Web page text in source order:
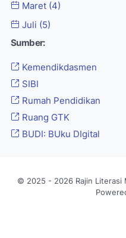
Maret (4)
Juli (5)
Sumber:
Kemendikdasmen
SIBI
Rumah Pendidikan
Ruang GTK
BUDI: BUku DIgital
© 2025 - 2026 Rajin Literasi